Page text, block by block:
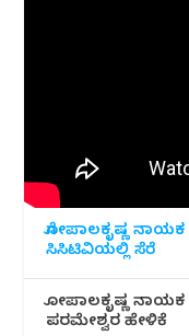
ಗೋಪಾಲಕೃಷ್ಣ ನಾಯಕ
ಸಿಸಿಟಿವಿಯಲ್ಲಿ ಸೆರೆ
ಗೋಪಾಲಕೃಷ್ಣ
ಪರಮೇಶ್ವರ ಹೇಳಿಕೆ